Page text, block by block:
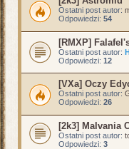
Ostatni post autor:
Odpowiedzi: 54
[RMXP]
Ostatni post autor:
Odpowiedzi: 12
[VXa] Oczy
Ostatni post autor:
Odpowiedzi: 26
[2k3] Malvania
Ostatni post autor:
Odpowiedzi: 3